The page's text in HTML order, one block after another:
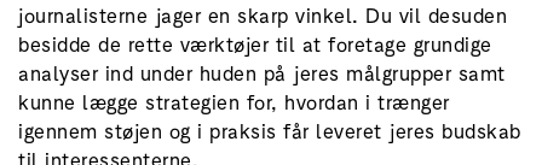
journalisterne jager en skarp vinkel. Du vil desuden
besidde de rette værktøjer til at foretage grundige
analyser ind under huden på jeres målgrupper samt
kunne lægge strategien for, hvordan i trænger
igennem støjen og i praksis får leveret jeres budskab
til interessenterne.